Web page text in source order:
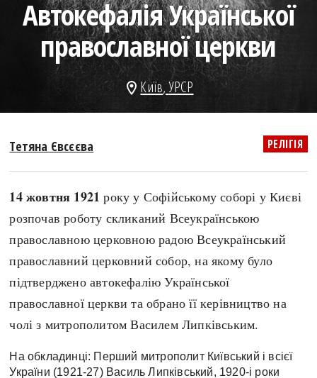
search
СЬОГОДНІ
ПОДКАСТИ
КАРТИ
НОТА БЕНЕ
ПРЯМА МОВА
МОЯ ІСТОРІЯ
Авіація і космонавтика
Архітектура і будівництво
Битви і війни
Княжа доба
Українська революція
Автокефалія Української
православної церкви
location_on Київ,УРСР
РЕЛІГІЯ
Тетяна Євсєєва
14 жовтня 1921 року у Софійському соборі у Києві
розпочав роботу скликаний Всеукраїнською
православною церковною радою Всеукраїнський
православний церковний собор, на якому було
підтверджено автокефалію Української
православної церкви та обрано її керівництво на
чолі з митрополитом Василем Липківським.
На обкладинці: Перший митрополит Київський і всієї
України (1921-27) Василь Липківський, 1920-і роки